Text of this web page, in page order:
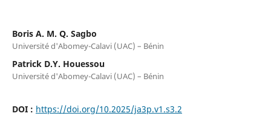
Boris A. M. Q. Sagbo
Université d'Abomey-Calavi (UAC) – Bénin
Patrick D.Y. Houessou
Université d'Abomey-Calavi (UAC) – Bénin
DOI : https://doi.org/10.2025/ja3p.v1.s3.2